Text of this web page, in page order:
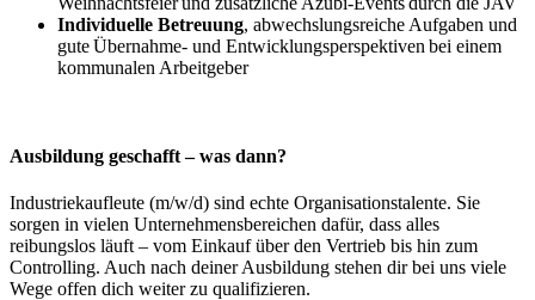
Individuelle Betreuung, abwechslungsreiche Aufgaben und
gute Übernahme- und Entwicklungsperspektiven bei einem
kommunalen Arbeitgeber
Ausbildung geschafft – was dann?
Industriekaufleute (m/w/d) sind echte Organisationstalente. Sie
sorgen in vielen Unternehmensbereichen dafür, dass alles
reibungslos läuft – vom Einkauf über den Vertrieb bis hin zum
Controlling. Auch nach deiner Ausbildung stehen dir bei uns viele
Wege offen dich weiter zu qualifizieren.